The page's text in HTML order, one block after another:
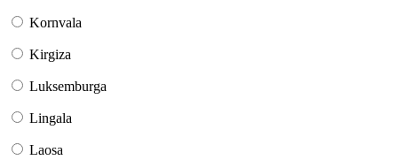
Kornvala
Kirgiza
Luksemburga
Lingala
Laosa